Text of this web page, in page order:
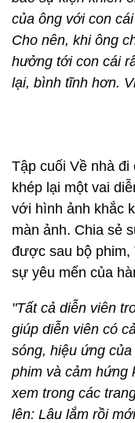
của ông với con
Cho nên, khi ông
hưởng tới con cái
lại, bình tĩnh hơn.
Tập cuối Về nhà đi
khép lại một vai
với hình ảnh khắc
màn ảnh. Chia sẻ
được sau bộ phim,
sự yêu mến của
"Tất cả diễn viên
giúp diễn viên có
sóng, hiệu ứng
phim và cảm hứng
xem trong các
lên: Lâu lắm rồi